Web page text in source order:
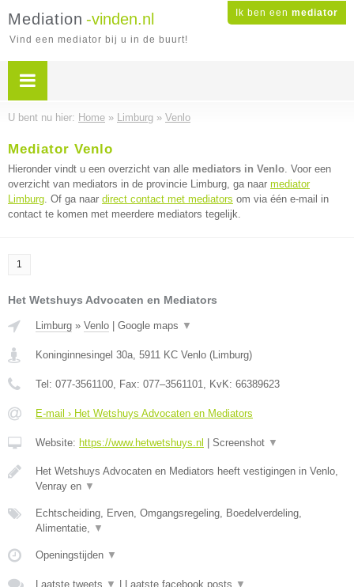
Ik ben een mediator
Mediation -vinden.nl
Vind een mediator bij u in de buurt!
U bent nu hier: Home » Limburg » Venlo
Mediator Venlo
Hieronder vindt u een overzicht van alle mediators in Venlo. Voor een
overzicht van mediators in de provincie Limburg, ga naar mediator
Limburg. Of ga naar direct contact met mediators om via één e-mail in
contact te komen met meerdere mediators tegelijk.
1
Het Wetshuys Advocaten en Mediators
Limburg » Venlo Google maps ▼
Koninginnesingel 30a, 5911 KC Venlo (Limburg)
Tel: 077-3561100, Fax: 077–3561101, KvK: 66389623
E-mail › Het Wetshuys Advocaten en Mediators
Website: https://www.hetwetshuys.nl Screenshot ▼
Het Wetshuys Advocaten en Mediators heeft vestigingen in Venlo,
Venray en ▼
Echtscheiding, Erven, Omgangsregeling, Boedelverdeling,
Alimentatie, ▼
Openingstijden ▼
Laatste tweets ▼ Laatste facebook posts ▼